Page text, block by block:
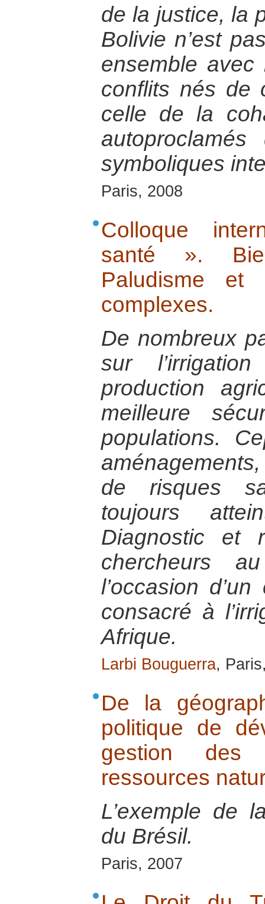
de la justice, la
Bolivie n’est
ensemble
conflits nés de
celle de la
symboliques
Paris, 2008
Colloque
santé ».
Paludisme et
complexes.
De nombreux
sur
production
meilleure
populations.
de risques
toujours
Diagnostic et
chercheurs
l’occasion
consacré à
Afrique.
Larbi Bouguerra,
De la
politique de
gestion
ressources
L’exemple de
du Brésil.
Paris, 2007